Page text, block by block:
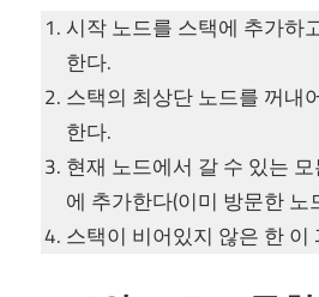
시작 노드를 스택에 추가하
한다.
스택의 최상단 노드를 꺼내
한다.
현재 노드에서 갈 수 있는
에 추가한다(이미 방문한 노
스택이 비어있지 않은 한 이